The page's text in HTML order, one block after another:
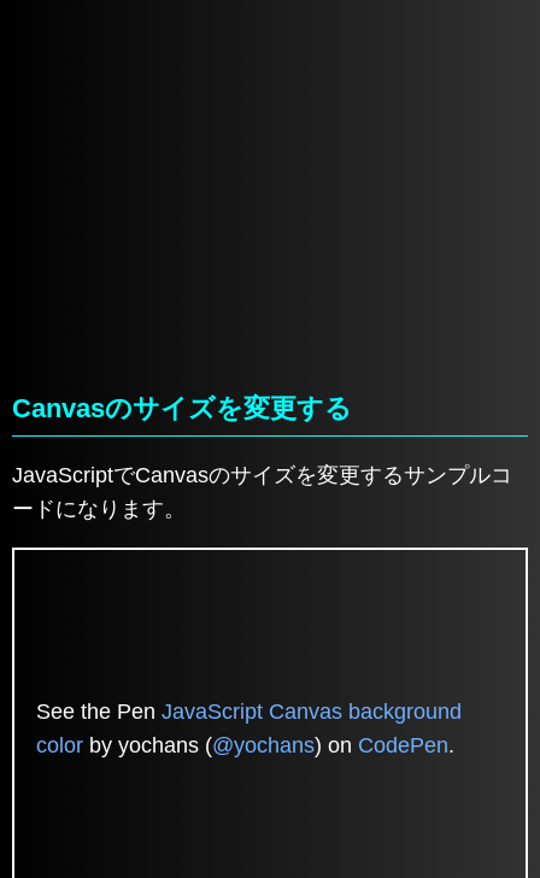
Canvasのサイズを変更する
JavaScriptでCanvasのサイズを変更するサンプルコ
ードになります。
See the Pen JavaScript Canvas background
color by yochans (@yochans) on CodePen.